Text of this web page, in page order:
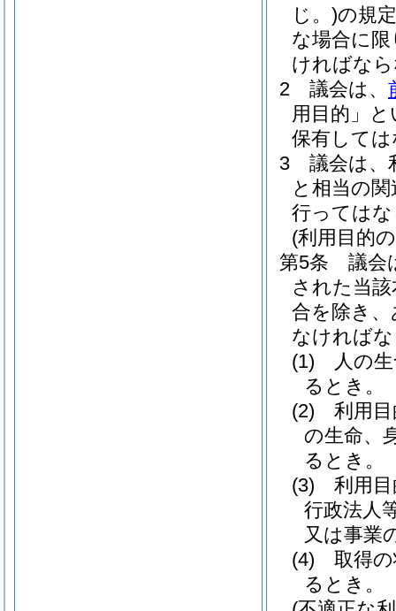
じ。)の規
な場合に
ければな
2
議会は、
用目的」
保有して
3
議会は、
と相当の
行っては
(利用目的
第5条
議会
された当
合を除き
なければ
(1)
人の
るとき。
(2)
利用
の生命、
るとき。
(3)
利用
行政法人
又は事業
(4)
取得
るとき。